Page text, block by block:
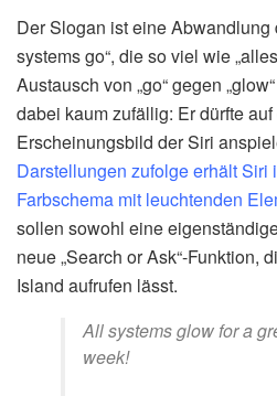
Der Slogan ist eine Abwandlung
systems go“, die so viel wie
Austausch von „go“ gegen
dabei kaum zufällig: Er dürfte
Erscheinungsbild der Siri
Darstellungen zufolge erhält Siri
Farbschema mit leuchtenden
sollen sowohl eine
neue „Search or Ask“-Funktion,
Island aufrufen lässt.
All systems glow for a
week!